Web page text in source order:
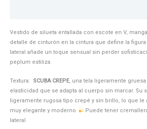
Vestido de silueta entallada con escote en V,
detalle de cinturón en la cintura que define la figura
lateral añade un toque sensual sin perder
peplum estiliza.
Textura: SCUBA CREPE, una tela ligeramente gruesa
elasticidad que se adapta al cuerpo sin marcar. Su
ligeramente rugosa tipo crepé y sin brillo, lo que le
muy elegante y moderno
Puede tener
lateral